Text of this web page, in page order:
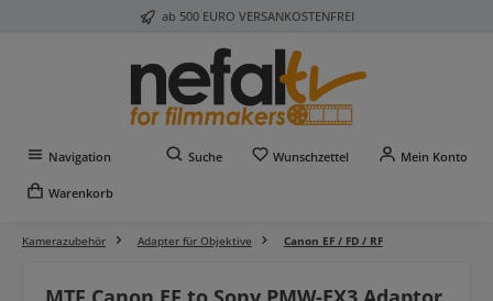
Zum Hauptinhalt springen ab 500 EURO VERSANKOSTENFREI
Navigation Suche Wunschzettel Du hast 0 Produkte auf
Mein Konto
Warenkorb
Kamerazubehör Adapter für Objektive Canon EF / FD / RF